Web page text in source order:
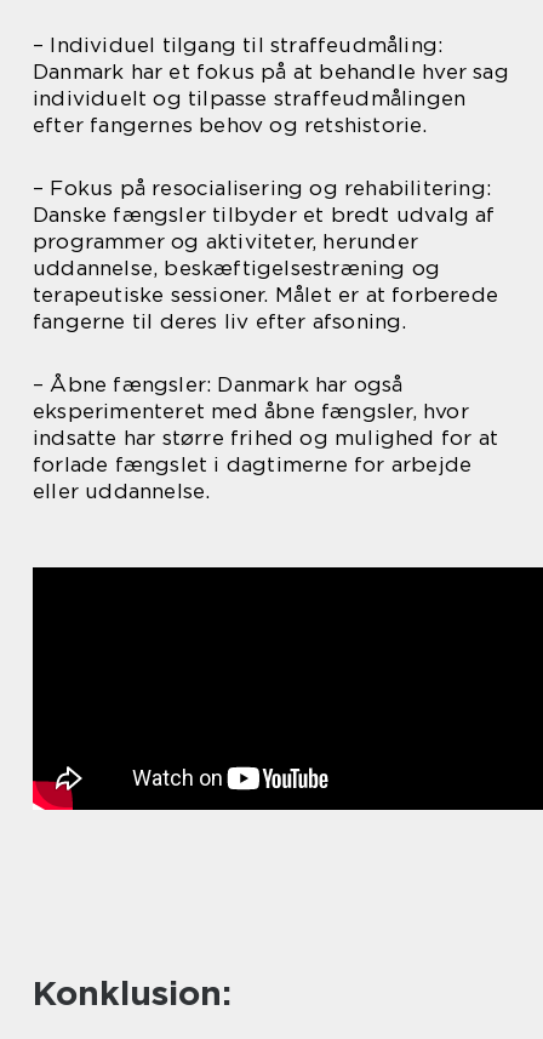
– Individuel tilgang til straffeudmåling:
Danmark har et fokus på at behandle hver sag
individuelt og tilpasse straffeudmålingen
efter fangernes behov og retshistorie.
– Fokus på resocialisering og rehabilitering:
Danske fængsler tilbyder et bredt udvalg af
programmer og aktiviteter, herunder
uddannelse, beskæftigelsestræning og
terapeutiske sessioner. Målet er at forberede
fangerne til deres liv efter afsoning.
– Åbne fængsler: Danmark har også
eksperimenteret med åbne fængsler, hvor
indsatte har større frihed og mulighed for at
forlade fængslet i dagtimerne for arbejde
eller uddannelse.
Konklusion: